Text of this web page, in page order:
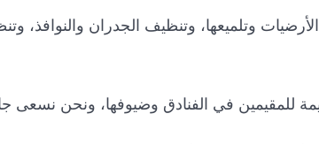
وتلميعها، وتنظيف الجدران والنوافذ،
للمقيمين في الفنادق وضيوفها، ونحن نسعى